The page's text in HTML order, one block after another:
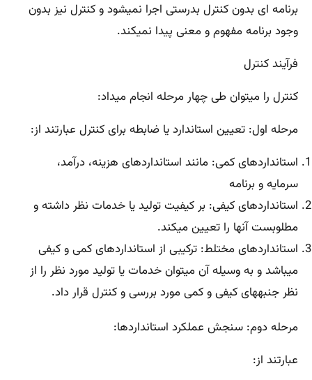
برنامه ای بدون کنترل بدرستی اجرا نمیشود و کنترل نیز بدون
وجود برنامه مفهوم و معنی پیدا نمیکند.
فرآیند کنترل
کنترل را میتوان طی چهار مرحله انجام میداد:
مرحله اول: تعیین استاندارد یا ضابطه برای کنترل عبارتند از:
استانداردهای کمی: مانند استانداردهای هزینه، درآمد،
سرمایه و برنامه
استانداردهای کیفی: بر کیفیت تولید یا خدمات نظر داشته و
مطلوبست آنها را تعیین میکند.
استانداردهای مختلط: ترکیبی از استانداردهای کمی و کیفی
میباشد و به وسیله آن میتوان خدمات یا تولید مورد نظر را از
نظر جنبههای کیفی و کمی مورد بررسی و کنترل قرار داد.
مرحله دوم: سنجش عملکرد استانداردها:
عبارتند از: